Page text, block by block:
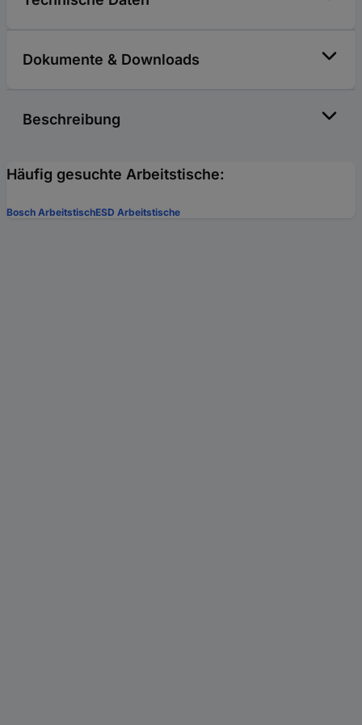
Dokumente & Downloads
Beschreibung
Häufig gesuchte Arbeitstische:
Bosch ArbeitstischESD Arbeitstische